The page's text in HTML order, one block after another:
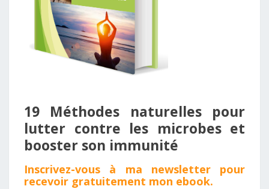
19 Méthodes naturelles pour
lutter contre les microbes et
booster son immunité ​
Inscrivez - vous à ma newsletter pour
recevoir gratuitement mon ebook.